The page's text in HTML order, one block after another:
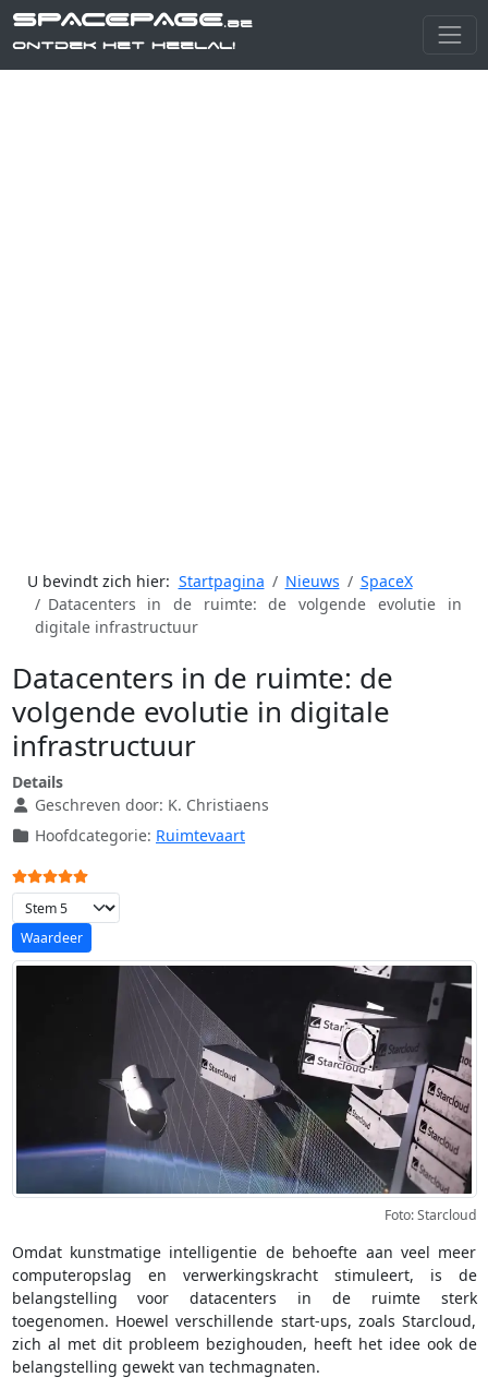
SPACEPAGE.be
Ontdek het heelal!
U bevindt zich hier: Startpagina Nieuws
SpaceX
Datacenters in de ruimte: de volgende evolutie in
digitale infrastructuur
Datacenters in de ruimte: de
volgende evolutie in digitale
infrastructuur
Details
Geschreven door: K. Christiaens
Hoofdcategorie: Ruimtevaart
Gebruikerswaardering:
Voeg waardering toe
Foto: Starcloud
Omdat kunstmatige intelligentie de behoefte aan veel meer
computeropslag en verwerkingskracht stimuleert, is de
belangstelling voor datacenters in de ruimte sterk
toegenomen. Hoewel verschillende start-ups, zoals Starcloud,
zich al met dit probleem bezighouden, heeft het idee ook de
belangstelling gewekt van techmagnaten.